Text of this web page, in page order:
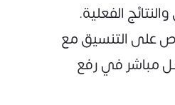
الفعلية.
على التنسيق مع
مباشر في رفع